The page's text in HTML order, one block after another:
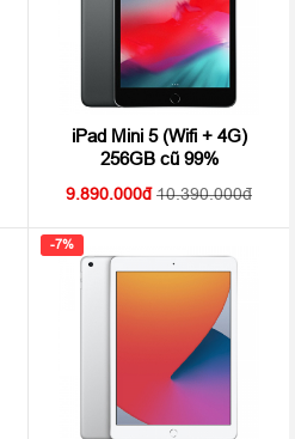
iPad Mini 5 (Wifi + 4G)
256GB cũ 99%
9.890.000 10.390.000
-7%